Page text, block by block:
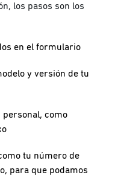
los pasos son los
en el formulario
y versión de tu
como
tu número de
para que podamos